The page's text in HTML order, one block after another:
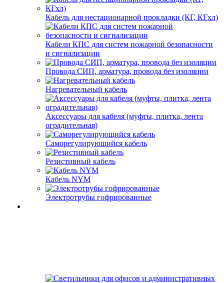
Кабель для нестационарной прокладки (КГ, КГхл)
Кабели КПС для систем пожарной безопасности
и сигнализации
Провода СИП, арматура, провода без изоляции
Нагревательный кабель
Аксессуары для кабеля (муфты, плитка, лента
оградительная)
Саморегулирующийся кабель
Резистивный кабель
Кабель NYM
Электротрубы гофрированные